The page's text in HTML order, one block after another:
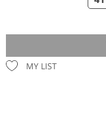
MY LIST